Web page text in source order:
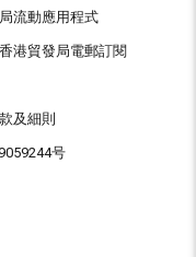
流動應用程式
港貿發局電郵訂閱
及細則
号